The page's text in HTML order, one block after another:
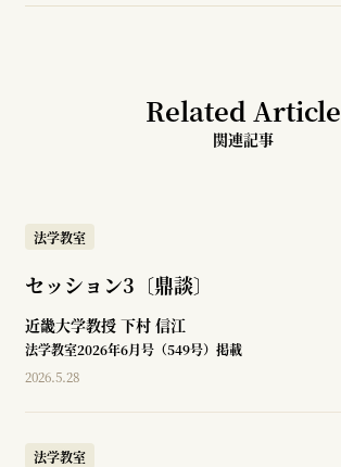
Related Article
関連記事
法学教室
セッション3〔鼎談〕
近畿大学教授 下村 信江
法学教室2026年6月号（549号）掲載
2026.5.28
法学教室